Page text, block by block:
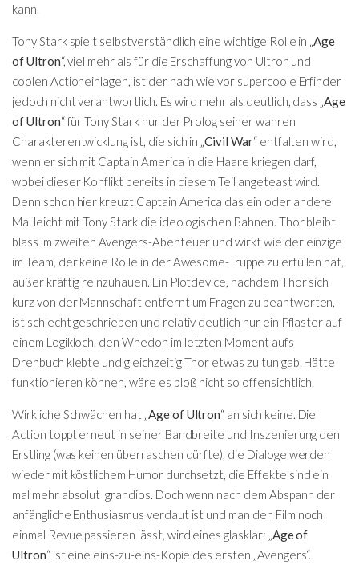
kann.
Tony Stark spielt selbstverständlich eine wichtige Rolle in „ Age
of Ultron“, viel mehr als für die Erschaffung von Ultron und
coolen Actioneinlagen, ist der nach wie vor supercoole Erfinder
jedoch nicht verantwortlich. Es wird mehr als deutlich, dass „ Age
of Ultron“ für Tony Stark nur der Prolog seiner wahren
Charakterentwicklung ist, die sich in „Civil War“ entfalten wird,
wenn er sich mit Captain America in die Haare kriegen darf,
wobei dieser Konflikt bereits in diesem Teil angeteast wird.
Denn schon hier kreuzt Captain America das ein oder andere
Mal leicht mit Tony Stark die ideologischen Bahnen. Thor bleibt
blass im zweiten Avengers-Abenteuer und wirkt wie der einzige
im Team, der keine Rolle in der Awesome-Truppe zu erfüllen hat,
außer kräftig reinzuhauen. Ein Plotdevice, nachdem Thor sich
kurz von der Mannschaft entfernt um Fragen zu beantworten,
ist schlecht geschrieben und relativ deutlich nur ein Pflaster auf
einem Logikloch, den Whedon im letzten Moment aufs
Drehbuch klebte und gleichzeitig Thor etwas zu tun gab. Hätte
funktionieren können, wäre es bloß nicht so offensichtlich.
Wirkliche Schwächen hat „ Age of Ultron“ an sich keine. Die
Action toppt erneut in seiner Bandbreite und Inszenierung den
Erstling (was keinen überraschen dürfte), die Dialoge werden
wieder mit köstlichem Humor durchsetzt, die Effekte sind ein
mal mehr absolut grandios. Doch wenn nach dem Abspann der
anfängliche Enthusiasmus verdaut ist und man den Film noch
einmal Revue passieren lässt, wird eines glasklar: „ Age of
Ultron“ ist eine eins-zu-eins-Kopie des ersten „Avengers“.